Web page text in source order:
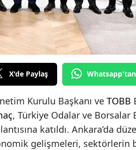
X'de Paylaş
Kurulu Başkanı ve TOBB
, Türkiye Odalar ve Borsalar
katıldı. Ankara’da
gelişmeleri, sektörlerin